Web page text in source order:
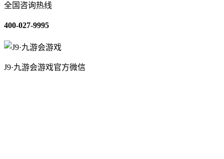
全国咨询热线
400-027-9995
J9·九游会游戏官方微信